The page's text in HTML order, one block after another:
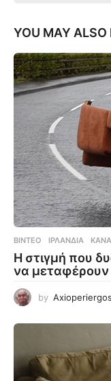
YOU MAY ALSO
ΒΊΝΤΕΟ ΙΡΛΑΝΔΊΑ ,
Η στιγμή που
να μεταφέρουν
by Axioperiergos